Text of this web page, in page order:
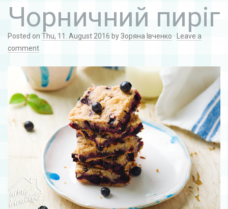
Чорничний пиріг
Posted on Thu, 11. August 2016 byЗоряна Івченко ·
Leave a
comment